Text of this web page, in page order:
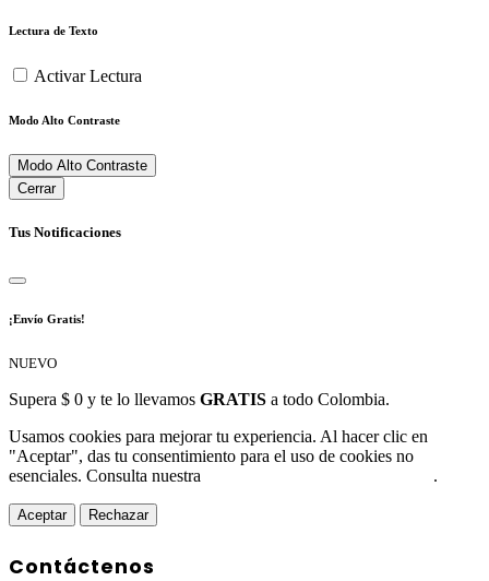
Lectura de Texto
Activar Lectura
Modo Alto Contraste
Modo Alto Contraste
Cerrar
Tus Notificaciones
¡Envío Gratis!
NUEVO
Supera $ 0 y te lo llevamos GRATIS a todo Colombia.
Usamos cookies para mejorar tu experiencia. Al hacer clic en
"Aceptar", das tu consentimiento para el uso de cookies no
esenciales. Consulta nuestra
.
Aceptar Rechazar
Contáctenos